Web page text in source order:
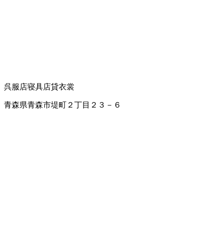
呉服店寝具店貸衣裳
青森県青森市堤町２丁目２３－６